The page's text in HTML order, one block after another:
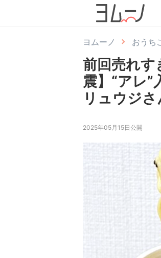
ヨムーノ おうち
前回売れす
震】“アレ”
リュウジさ
2025年05月15日公開